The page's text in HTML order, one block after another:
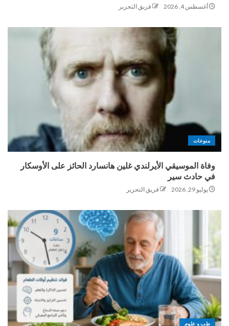
أغسطس 4, 2026 فريق التحرير
منوعات
وفاة الموسيقي الأيرلندي غلين هانسارد الحائز على الأوسكار
في حادث سير
يوليو 29, 2026 فريق التحرير
طب و علوم